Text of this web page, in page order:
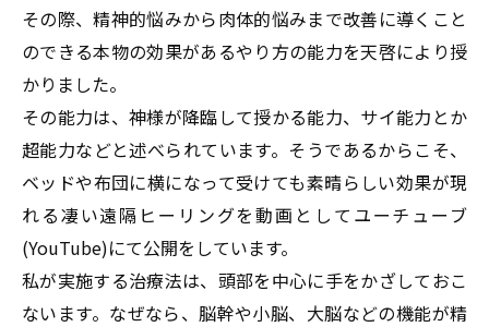
その際、精神的悩みから肉体的悩みまで改善に導くこと
のできる本物の効果があるやり方の能力を天啓により授
かりました。
その能力は、神様が降臨して授かる能力、サイ能力とか
超能力などと述べられています。そうであるからこそ、
ベッドや布団に横になって受けても素晴らしい効果が現
れる凄い遠隔ヒーリングを動画としてユーチューブ
(YouTube)にて公開をしています。
私が実施する治療法は、頭部を中心に手をかざしておこ
ないます。なぜなら、脳幹や小脳、大脳などの機能が精